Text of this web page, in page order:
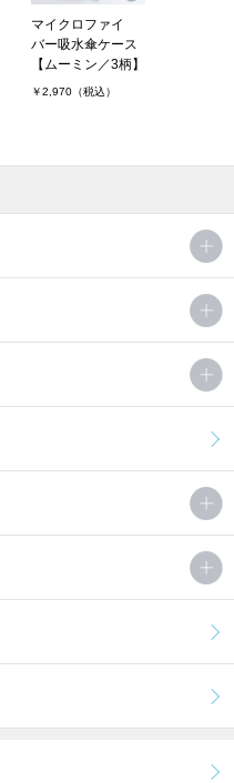
マイクロファイ
バー吸水傘ケース
【ムーミン／3柄】
￥2,970（税込）